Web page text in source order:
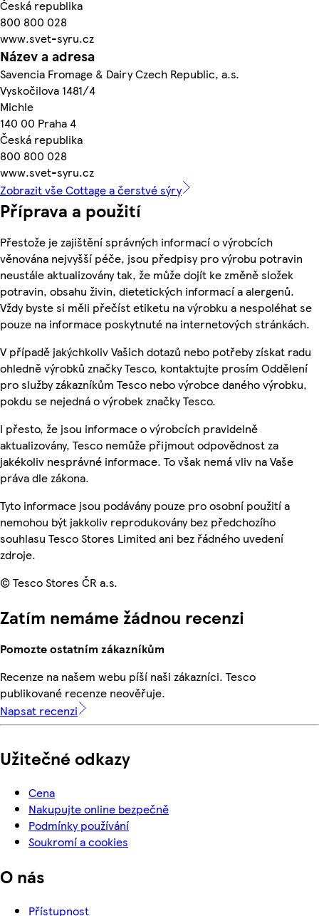
Česká republika
800 800 028
www.svet-syru.cz
Název a adresa
Savencia Fromage & Dairy Czech Republic, a.s.
Vyskočilova 1481/4
Michle
140 00 Praha 4
Česká republika
800 800 028
www.svet-syru.cz
Zobrazit vše Cottage a čerstvé sýry
Příprava a použití
Přestože je zajištění správných informací o výrobcích
věnována nejvyšší péče, jsou předpisy pro výrobu potravin
neustále aktualizovány tak, že může dojít ke změně složek
potravin, obsahu živin, dietetických informací a alergenů.
Vždy byste si měli přečíst etiketu na výrobku a nespoléhat se
pouze na informace poskytnuté na internetových stránkách.
V případě jakýchkoliv Vašich dotazů nebo potřeby získat radu
ohledně výrobků značky Tesco, kontaktujte prosím Oddělení
pro služby zákazníkům Tesco nebo výrobce daného výrobku,
pokdu se nejedná o výrobek značky Tesco.
I přesto, že jsou informace o výrobcích pravidelně
aktualizovány, Tesco nemůže přijmout odpovědnost za
jakékoliv nesprávné informace. To však nemá vliv na Vaše
práva dle zákona.
Tyto informace jsou podávány pouze pro osobní použití a
nemohou být jakkoliv reprodukovány bez předchozího
souhlasu Tesco Stores Limited ani bez řádného uvedení
zdroje.
© Tesco Stores ČR a.s.
Zatím nemáme žádnou recenzi
Pomozte ostatním zákazníkům
Recenze na našem webu píší naši zákazníci. Tesco
publikované recenze neověřuje.
Napsat recenzi
Užitečné odkazy
Cena
Nakupujte online bezpečně
Podmínky používání
Soukromí a cookies
O nás
Přístupnost